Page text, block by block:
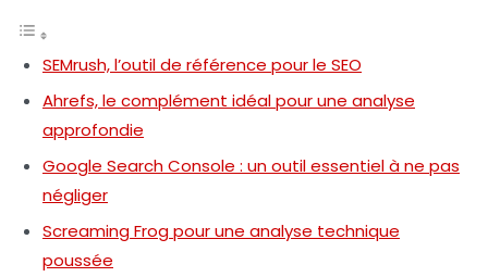
SEMrush, l’outil de référence pour le SEO
Ahrefs, le complément idéal pour une analyse
approfondie
Google Search Console : un outil essentiel à ne pas
négliger
Screaming Frog pour une analyse technique
poussée